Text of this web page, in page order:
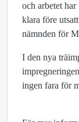
och arbetet
klara före
nämnden för
I den nya
ingen fara för